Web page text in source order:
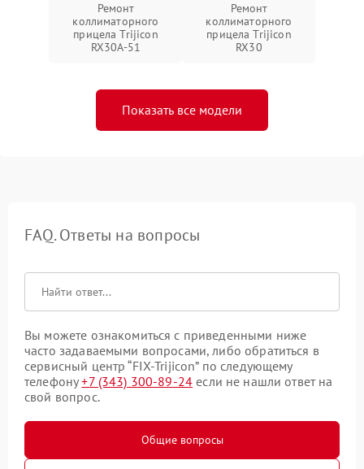
Ремонт
коллиматорного
прицела Trijicon
RX30A-51
Ремонт
коллиматорного
прицела Trijicon
RX30
Показать все модели
FAQ. Ответы на вопросы
Вы можете ознакомиться с приведенными ниже
часто задаваемыми вопросами, либо обратиться в
сервисный центр “FIX-Trijicon” по следующему
телефону+7 (343) 300-89-24 если не нашли ответ на
свой вопрос.
Общие вопросы